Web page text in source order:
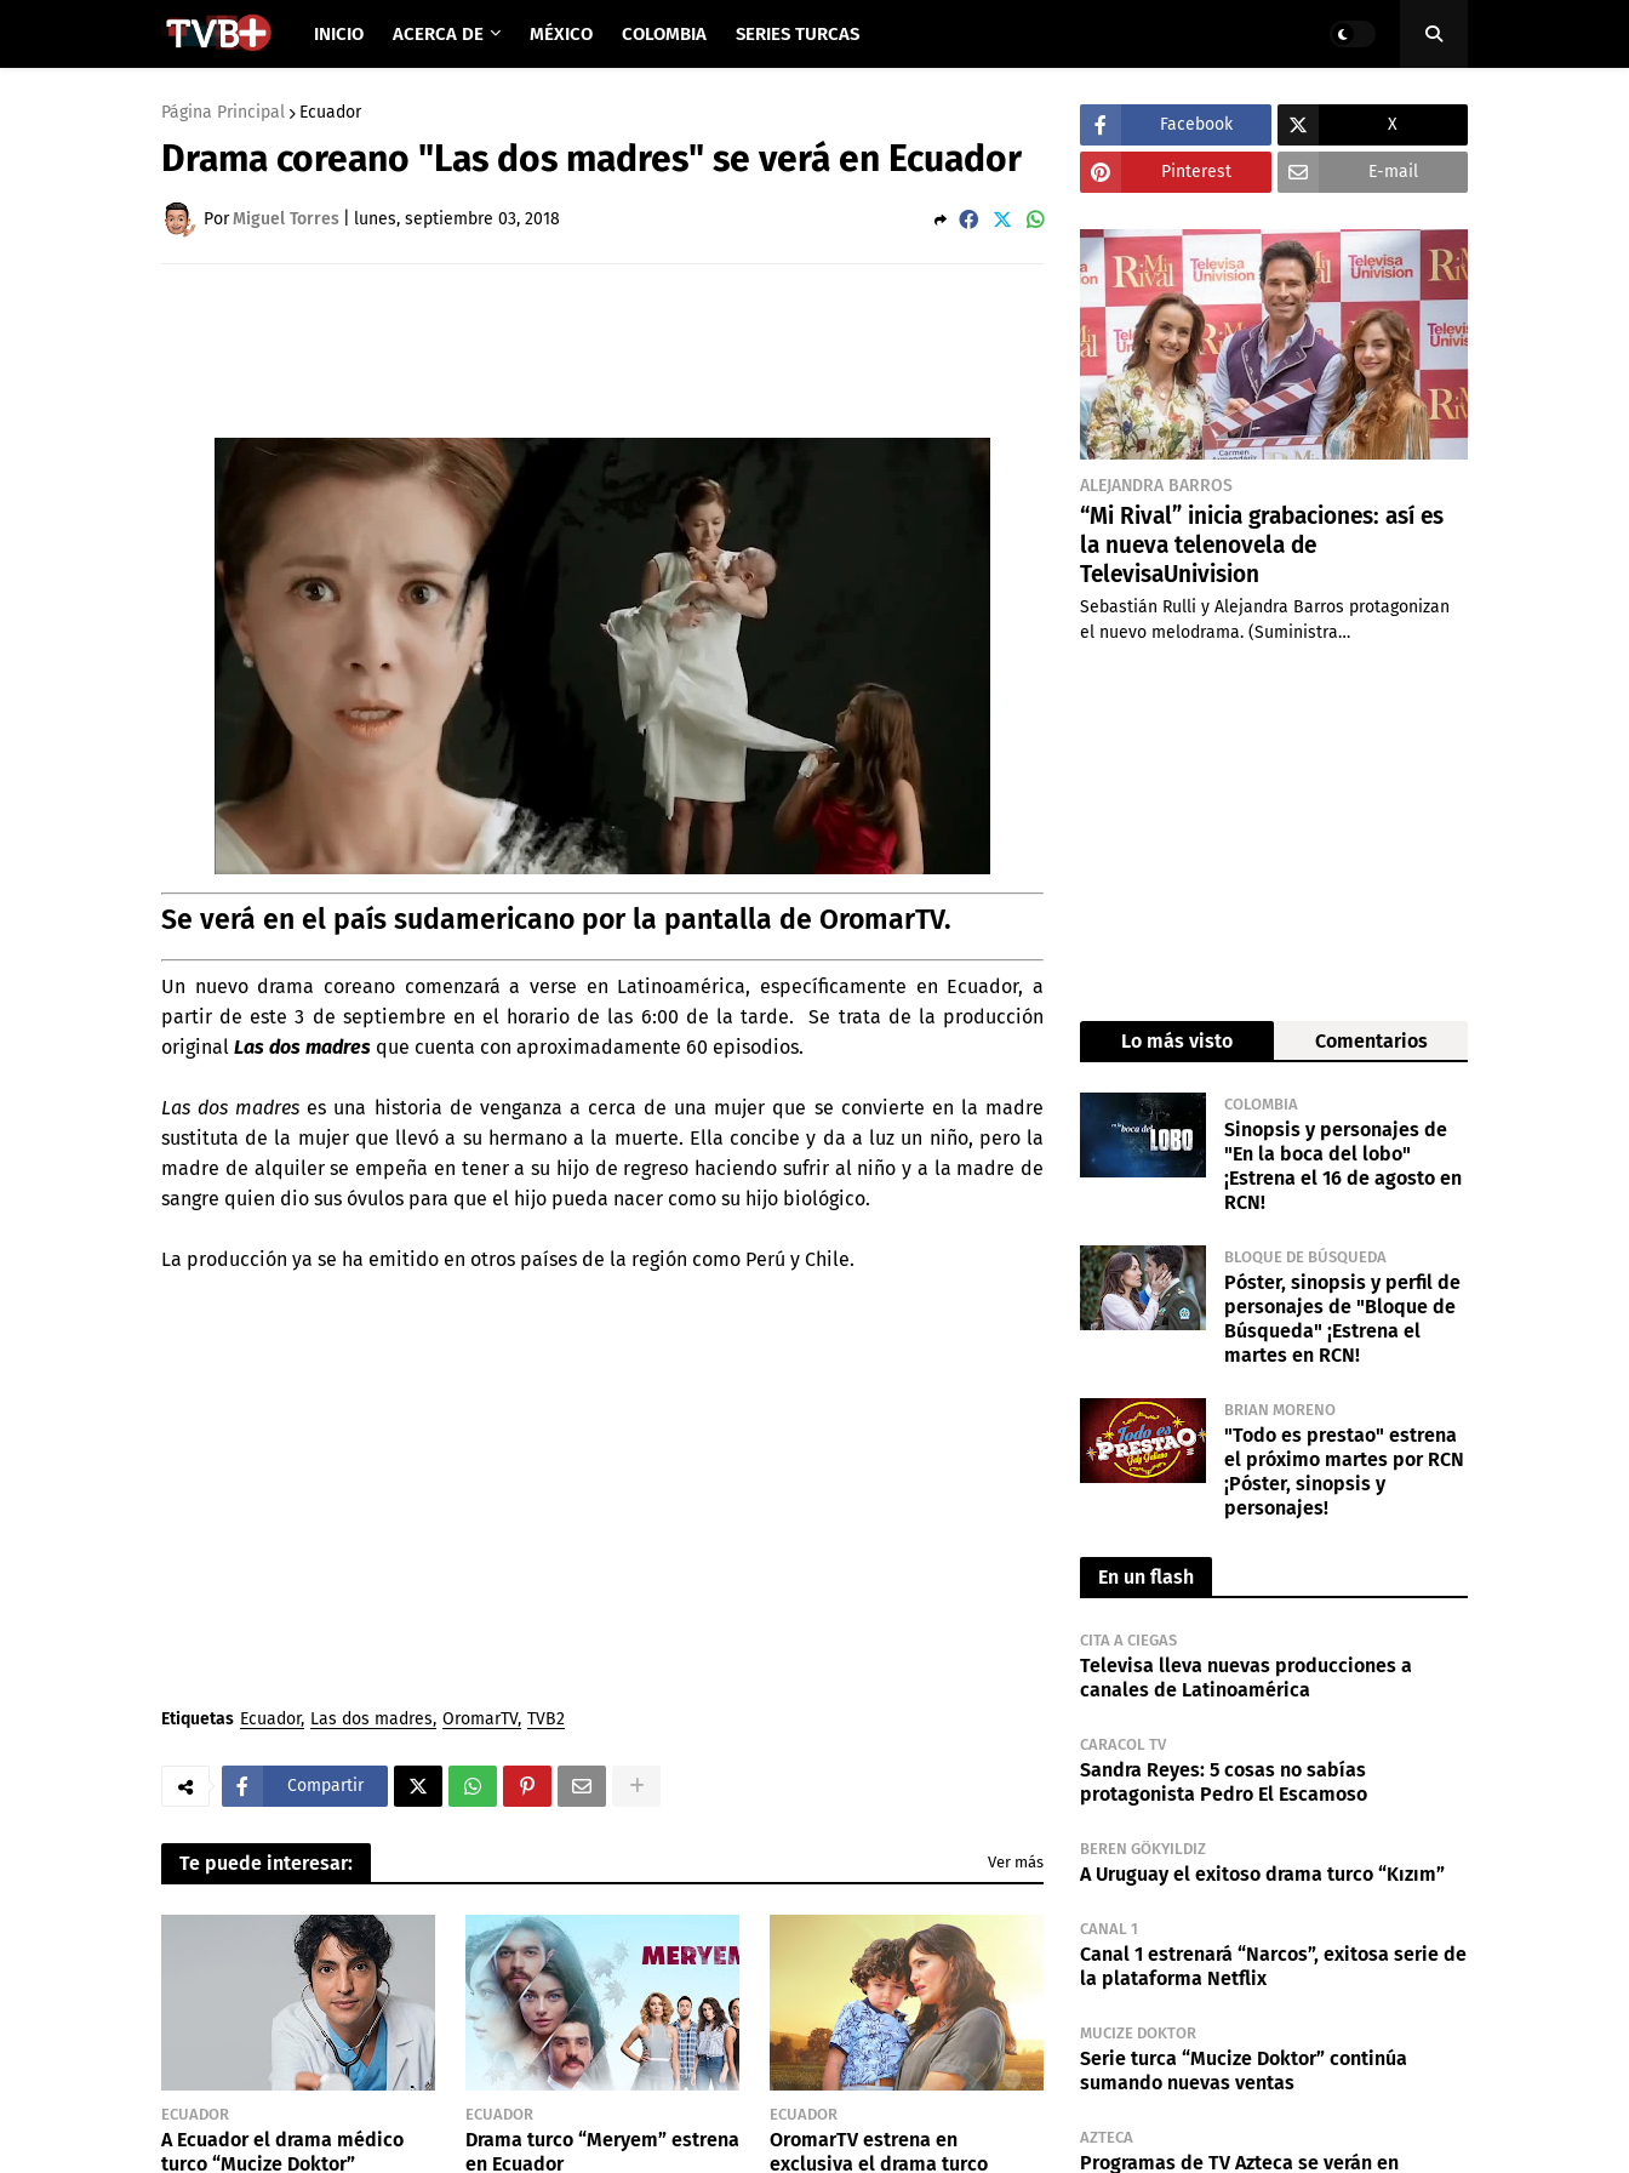
INICIO ACERCA DE MÉXICO COLOMBIA SERIES TURCAS
Página Principal Ecuador
Drama coreano "Las dos madres" se verá en Ecuador
PorMiguel Torres lunes, septiembre 03, 2018
Se verá en el país sudamericano por la pantalla de OromarTV.
Un nuevo drama coreano comenzará a verse en Latinoamérica, específicamente en Ecuador, a
partir de este 3 de septiembre en el horario de las 6:00 de la tarde. Se trata de la producción
original Las dos madres que cuenta con aproximadamente 60 episodios.
Las dos madres es una historia de venganza a cerca de una mujer que se convierte en la madre
sustituta de la mujer que llevó a su hermano a la muerte. Ella concibe y da a luz un niño, pero la
madre de alquiler se empeña en tener a su hijo de regreso haciendo sufrir al niño y a la madre de
sangre quien dio sus óvulos para que el hijo pueda nacer como su hijo biológico.
La producción ya se ha emitido en otros países de la región como Perú y Chile.
Etiquetas Ecuador Las dos madres OromarTV TVB2
Compartir
Te puede interesar: Ver más
ECUADOR
A Ecuador el drama médico
turco “Mucize Doktor”
ECUADOR
Drama turco “Meryem” estrena
en Ecuador
ECUADOR
OromarTV estrena en
exclusiva el drama turco
Facebook X
Pinterest E-mail
ALEJANDRA BARROS
“Mi Rival” inicia grabaciones: así es
la nueva telenovela de
TelevisaUnivision
Sebastián Rulli y Alejandra Barros protagonizan
el nuevo melodrama. (Suministra…
Lo más visto Comentarios
COLOMBIA
Sinopsis y personajes de
"En la boca del lobo"
¡Estrena el 16 de agosto en
RCN!
BLOQUE DE BÚSQUEDA
Póster, sinopsis y perfil de
personajes de "Bloque de
Búsqueda" ¡Estrena el
martes en RCN!
BRIAN MORENO
"Todo es prestao" estrena
el próximo martes por RCN
¡Póster, sinopsis y
personajes!
En un flash
CITA A CIEGAS
Televisa lleva nuevas producciones a
canales de Latinoamérica
CARACOL TV
Sandra Reyes: 5 cosas no sabías
protagonista Pedro El Escamoso
BEREN GÖKYILDIZ
A Uruguay el exitoso drama turco “Kızım”
CANAL 1
Canal 1 estrenará “Narcos”, exitosa serie de
la plataforma Netflix
MUCIZE DOKTOR
Serie turca “Mucize Doktor” continúa
sumando nuevas ventas
AZTECA
Programas de TV Azteca se verán en